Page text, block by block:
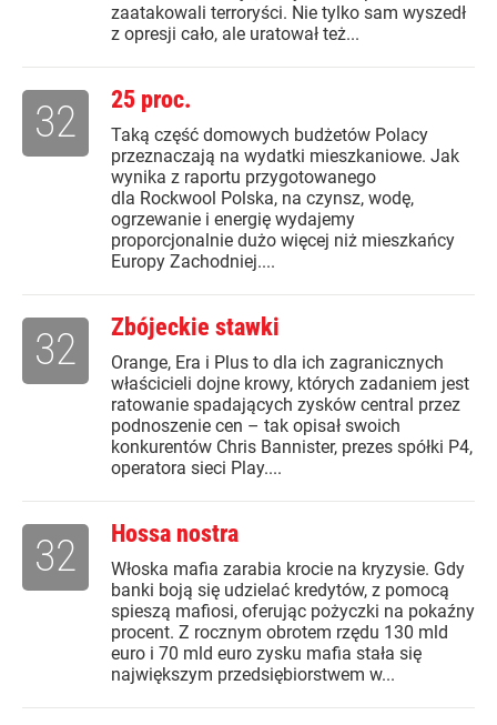
zaatakowali terroryści. Nie tylko sam wyszedł
z opresji cało, ale uratował też...
25 proc.
Taką część domowych budżetów Polacy
przeznaczają na wydatki mieszkaniowe. Jak
wynika z raportu przygotowanego
dla Rockwool Polska, na czynsz, wodę,
ogrzewanie i energię wydajemy
proporcjonalnie dużo więcej niż mieszkańcy
Europy Zachodniej....
32
Zbójeckie stawki
Orange, Era i Plus to dla ich zagranicznych
właścicieli dojne krowy, których zadaniem jest
ratowanie spadających zysków central przez
podnoszenie cen – tak opisał swoich
konkurentów Chris Bannister, prezes spółki P4,
operatora sieci Play....
32
Hossa nostra
Włoska mafia zarabia krocie na kryzysie. Gdy
banki boją się udzielać kredytów, z pomocą
spieszą mafiosi, oferując pożyczki na pokaźny
procent. Z rocznym obrotem rzędu 130 mld
euro i 70 mld euro zysku mafia stała się
największym przedsiębiorstwem w...
32